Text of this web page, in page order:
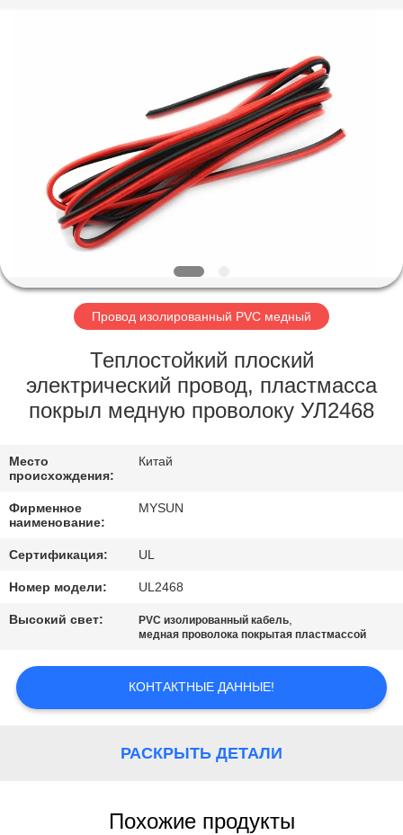
ПРОДУКТЫ
ПУТЕШЕСТВИЕ
ФАБРИКИ
ПРОВЕРКА
КАЧЕСТВА
СВЯЖИТЕСЬ
МЫ
СПРОСИТЕ
ЦИТАТУ
САЙТА
Провод изолированный PVC медный
Теплостойкий плоский
электрический провод, пластмасса
покрыл медную проволоку УЛ2468
Место
происхождения:
Китай
Фирменное
наименование:
MYSUN
Сертификация: UL
Номер модели: UL2468
Высокий свет: PVC изолированный кабель,
медная проволока покрытая пластмассой
КОНТАКТНЫЕ ДАННЫЕ!
РАСКРЫТЬ ДЕТАЛИ
Похожие продукты